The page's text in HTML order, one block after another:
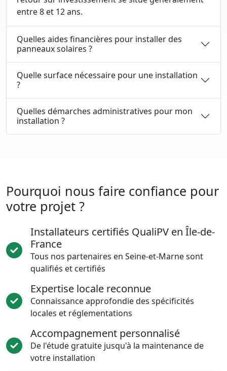
entre 8 et 12 ans.
Quelles aides financières pour installer des
panneaux solaires ?
Quelle surface nécessaire pour une installation
?
Quelles démarches administratives pour mon
installation ?
Pourquoi nous faire confiance pour
votre projet ?
Installateurs certifiés QualiPV en Île-de-
France
Tous nos partenaires en Seine-et-Marne sont
qualifiés et certifiés
Expertise locale reconnue
Connaissance approfondie des spécificités
locales et réglementations
Accompagnement personnalisé
De l'étude gratuite jusqu'à la maintenance de
votre installation